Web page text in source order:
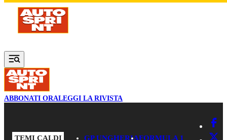
Vai al contenuto principale
ABBONATI ORALEGGI LA RIVISTA
TEMI CALDI GP UNGHERIAFORMULA 1